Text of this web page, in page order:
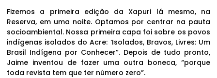
Fizemos a primeira edição da Xapuri lá mesmo, na
Reserva, em uma noite. Optamos por centrar na pauta
socioambiental. Nossa primeira capa foi sobre os povos
indígenas isolados do Acre: ‘Isolados, Bravos, Livres: Um
Brasil Indígena por Conhecer”. Depois de tudo pronto,
Jaime inventou de fazer uma outra boneca, “porque
toda revista tem que ter número zero”.